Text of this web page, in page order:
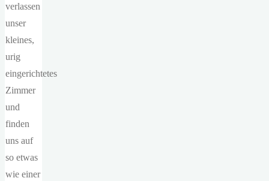
verlassen
unser
kleines,
urig
eingerichtetes
Zimmer
und
finden
uns auf
so etwas
wie einer